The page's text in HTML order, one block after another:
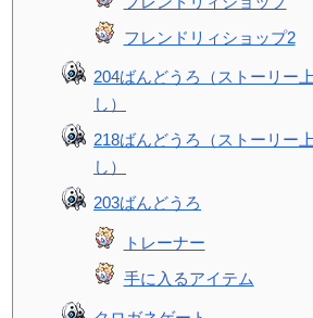
フレンドリィショップ2
204ばんどうろ（ストーリー
し）
218ばんどうろ（ストーリー
し）
203ばんどうろ
トレーナー
手に入るアイテム